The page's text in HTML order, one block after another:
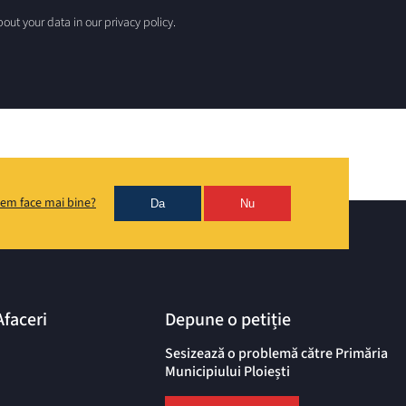
your data in our privacy policy.
face mai bine? Da Nu
Depune o petiție
Sesizează o problemă către Primăria
Municipiului Ploiești